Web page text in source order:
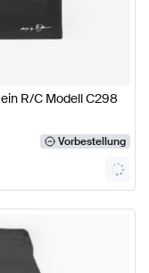
R/C Modell C298
Vorbestellung